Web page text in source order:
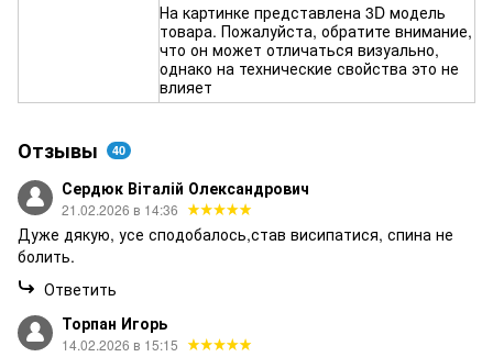
На картинке представлена 3D модель
товара. Пожалуйста, обратите внимание,
что он может отличаться визуально,
однако на технические свойства это не
влияет
Отзывы 40
Сердюк Віталій Олександрович
21.02.2026 в 14:36
Дуже дякую, усе сподобалось,став висипатися, спина не
болить.
Ответить
Торпан Игорь
14.02.2026 в 15:15